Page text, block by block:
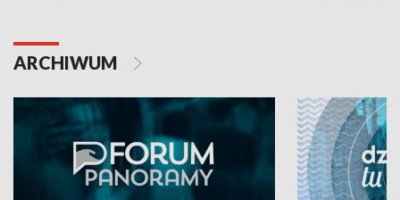
ARCHIWUM